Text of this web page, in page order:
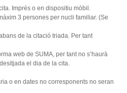
Imprés o en dispositiu mòbil.
3 persones per nucli familiar. (Se
de la citació triada. Per tant
web de SUMA, per tant no s’haurà
el dia de la cita.
o en dates no corresponents no seran